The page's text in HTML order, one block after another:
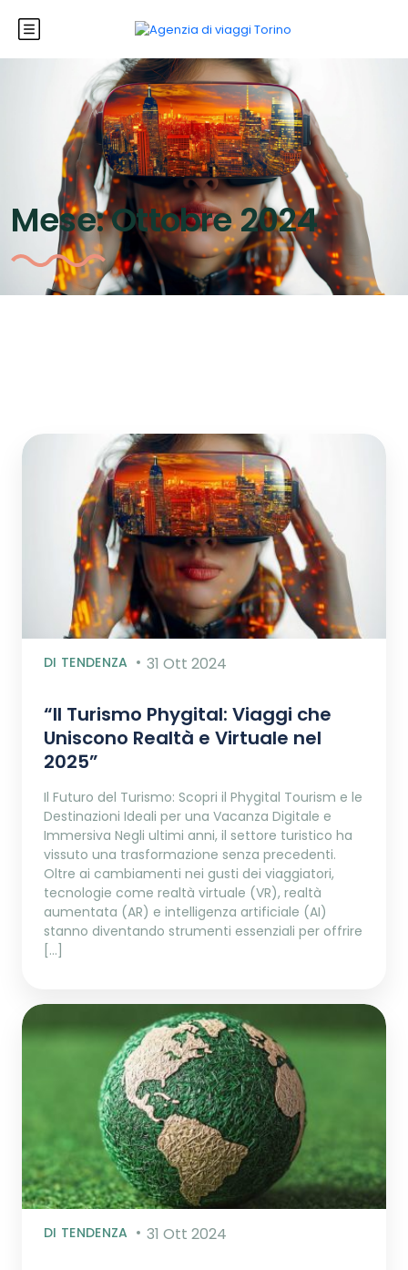
Mese:Ottobre 2024
DI TENDENZA 31 Ott 2024
“Il Turismo Phygital: Viaggi che
Uniscono Realtà e Virtuale nel
2025”
Il Futuro del Turismo: Scopri il Phygital Tourism e le
Destinazioni Ideali per una Vacanza Digitale e
Immersiva Negli ultimi anni, il settore turistico ha
vissuto una trasformazione senza precedenti.
Oltre ai cambiamenti nei gusti dei viaggiatori,
tecnologie come realtà virtuale (VR), realtà
aumentata (AR) e intelligenza artificiale (AI)
stanno diventando strumenti essenziali per offrire
[…]
DI TENDENZA 31 Ott 2024